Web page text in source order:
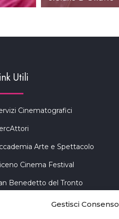
Gestisci Consenso
Utili
Cinematografici
Arte e Spettacolo
Cinema Festival
Benedetto del Tronto